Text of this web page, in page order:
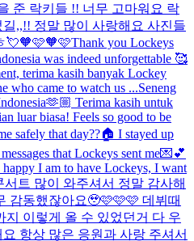
준 락키들 !! 너무 고마워요 락
,,!! 정말 많이 사랑해요 사진들
💘🧡🩷🧡🩷Thank you Lockeys
was indeed unforgettable 🥰
terima kasih banyak Lockey
who came to watch us ...Seneng
Terima kasih untuk
luar biasa! Feels so good to be
safely that day??🏠 I stayed up
that Lockeys sent me💌💕
I am to have Lockeys, I want
서트 많이 와주셔서 정말 감사해
감동했잖아요🥹🩷🩷🩷 데뷔때
지 이렇게 올 수 있었던거 다 우
항상 많은 응원과 사랑 주셔서